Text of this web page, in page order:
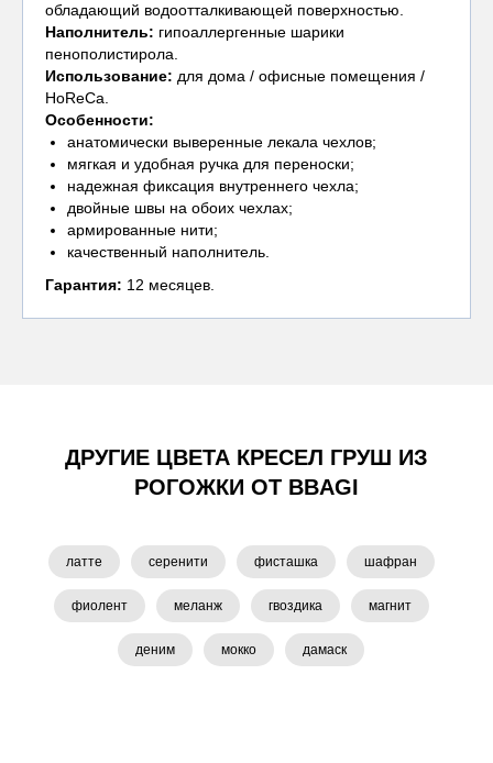
обладающий водоотталкивающей поверхностью.
Наполнитель: гипоаллергенные шарики
пенополистирола.
Использование: для дома / офисные помещения /
HoReCa.
Особенности:
анатомически выверенные лекала чехлов;
мягкая и удобная ручка для переноски;
надежная фиксация внутреннего чехла;
двойные швы на обоих чехлах;
армированные нити;
качественный наполнитель.
Гарантия: 12 месяцев.
ДРУГИЕ ЦВЕТА КРЕСЕЛ ГРУШ ИЗ
РОГОЖКИ ОТ BBAGI
латте серенити фисташка шафран
фиолент меланж гвоздика магнит
деним мокко дамаск